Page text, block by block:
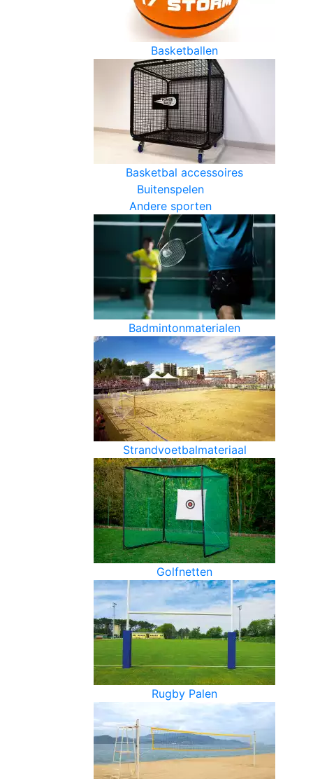
Basketballen
Basketbal accessoires
Buitenspelen
Andere sporten
Badmintonmaterialen
Strandvoetbalmateriaal
Golfnetten
Rugby Palen